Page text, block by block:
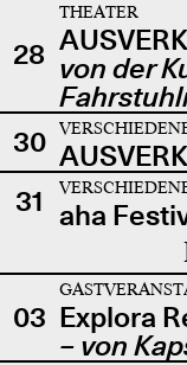
28
THEATER
von der
30
31 aha
03 Explora
– von